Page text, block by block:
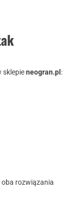
sklepieneogran.pl :
oba rozwiązania